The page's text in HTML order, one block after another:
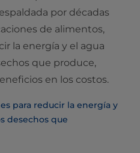
por décadas
de alimentos,
la energía y el agua
que produce,
en los costos.
para reducir la energía y
desechos que